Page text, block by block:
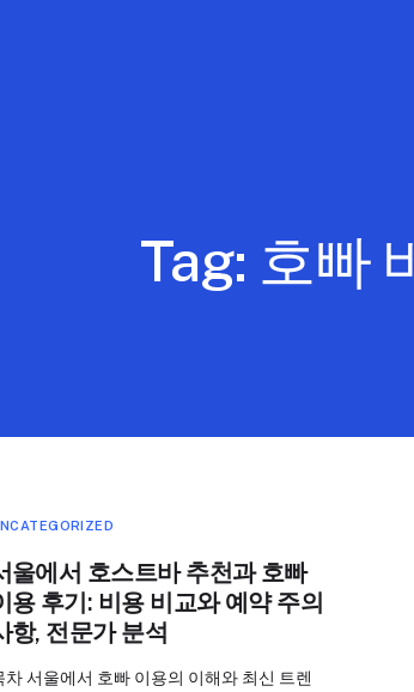
Tag: 호빠
울에서 호스트바 추천과 호빠
용 후기: 비용 비교와 예약 주의
항, 전문가 분석
차 서울에서 호빠 이용의 이해와 최신 트렌